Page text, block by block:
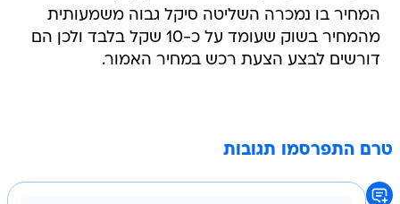
המחיר בו נמכרה השליטה סיקל גבוה משמעותית
מהמחיר בשוק שעומד על כ-10 שקל בלבד ולכן הם
דורשים לבצע הצעת רכש במחיר האמור.
טרם התפרסמו תגובות